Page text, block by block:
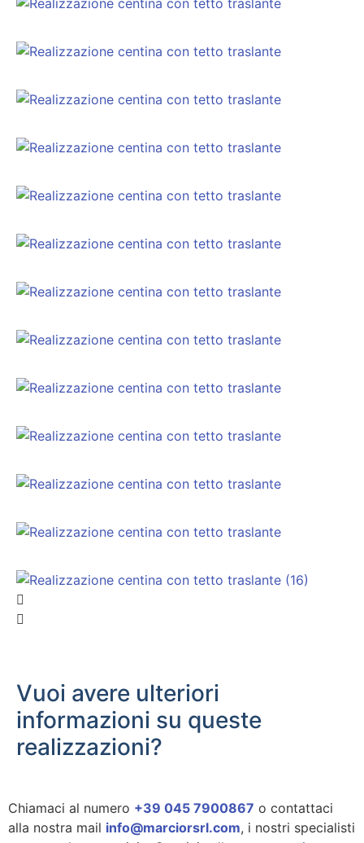
Vuoi avere ulteriori
informazioni su queste
realizzazioni?
Chiamaci al numero +39 045 7900867 o contattaci
alla nostra mail info@marciorsrl.com, i nostri specialisti